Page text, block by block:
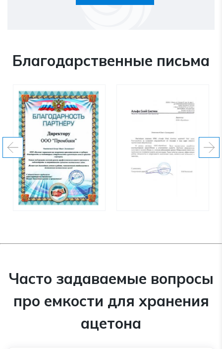
Благодарственные письма
Часто задаваемые вопросы
про емкости для хранения
ацетона